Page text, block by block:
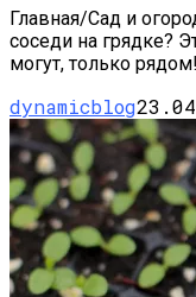
Главная/Сад и
соседи на грядке?
могут, только
dynamicblog